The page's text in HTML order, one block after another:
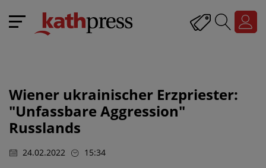
Wiener ukrainischer Erzpriester:
"Unfassbare Aggression"
Russlands
24.02.2022 15:34